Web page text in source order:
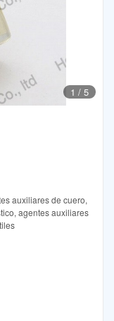
1 / 5
auxiliares de cuero,
agentes auxiliares